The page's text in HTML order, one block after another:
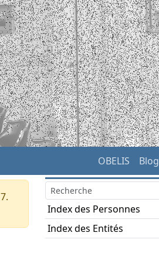
OBELIS Blog
Index des Personnes
Index des Entités